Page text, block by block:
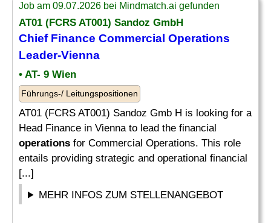
Job am 09.07.2026 bei Mindmatch.ai gefunden
AT01 (FCRS AT001) Sandoz GmbH
Chief Finance Commercial Operations
Leader-Vienna
• AT- 9 Wien
Führungs-/ Leitungspositionen
AT01 (FCRS AT001) Sandoz Gmb H is looking for a
Head Finance in Vienna to lead the financial
operations for Commercial Operations. This role
entails providing strategic and operational financial
[...]
MEHR INFOS ZUM STELLENANGEBOT